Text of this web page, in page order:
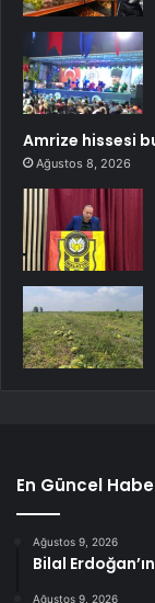
Amrize hissesi
Ağustos 8, 2026
En Güncel
Ağustos 9, 2026
Bilal
Ağustos 9, 2026